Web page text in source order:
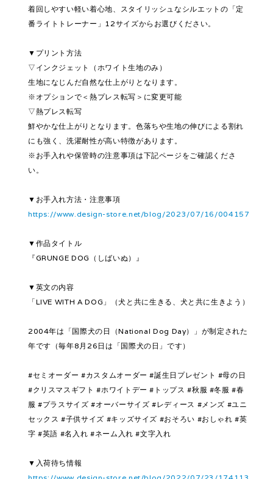
着回しやすい軽い着心地、スタイリッシュなシルエットの「定
番ライトトレーナー」12サイズからお選びください。
▼プリント方法
▽インクジェット（ホワイト生地のみ）
生地になじんだ自然な仕上がりとなります。
※オプションで＜熱プレス転写＞に変更可能
▽熱プレス転写
鮮やかな仕上がりとなります。色落ちや生地の伸びによる割れ
にも強く、洗濯耐性が高い特徴があります。
※お手入れや保管時の注意事項は下記ページをご確認くださ
い。
▼お手入れ方法・注意事項
https://www.design-store.net/blog/2023/07/16/004157
▼作品タイトル
『GRUNGE DOG（しばいぬ）』
▼英文の内容
「LIVE WITH A DOG」（犬と共に生きる、犬と共に生きよう）
2004年は「国際犬の日（National Dog Day）」が制定された
年です（毎年8月26日は「国際犬の日」です）
#セミオーダー #カスタムオーダー #誕生日プレゼント #母の日
#クリスマスギフト #ホワイトデー #トップス #秋服 #冬服 #春
服 #プラスサイズ #オーバーサイズ #レディース #メンズ #ユニ
セックス #子供サイズ #キッズサイズ #おそろい #おしゃれ #英
字 #英語 #名入れ #ネーム入れ #文字入れ
▼入荷待ち情報